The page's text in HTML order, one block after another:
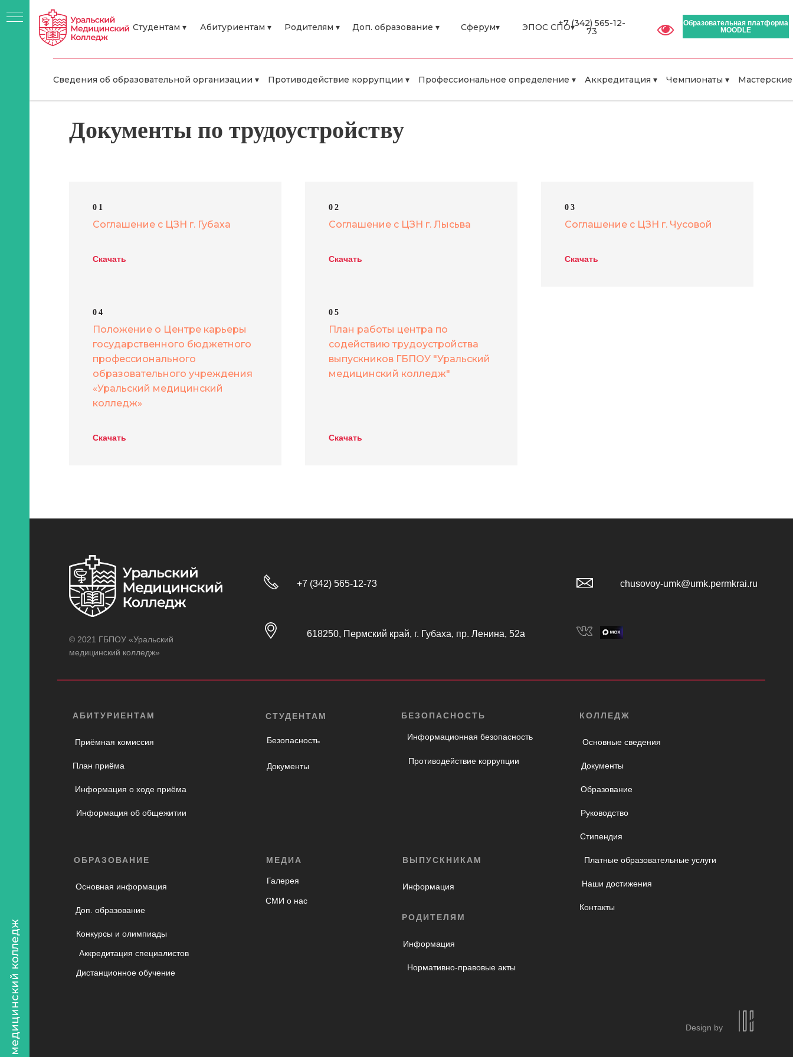
Студентам ▾ Абитуриентам ▾ Родителям ▾ Доп. образование ▾ +7 (342) 565-12-
73
Образовательная платформа
MOODLE
ЭПОС СПО▾
Сферум▾
Сведения об образовательной организации ▾ Противодействие коррупции ▾ Профессиональное определение ▾ Аккредитация ▾ Чемпионаты ▾ Мастерские
Error get alias
Документы по трудоустройству
01
Соглашение с ЦЗН г. Губаха
Скачать
02
Соглашение с ЦЗН г. Лысьва
Скачать
03
Соглашение с ЦЗН г. Чусовой
Скачать
04
Положение о Центре карьеры
государственного бюджетного
профессионального
образовательного учреждения
«Уральский медицинский
колледж»
Скачать
05
План работы центра по
содействию трудоустройства
выпускников ГБПОУ "Уральский
медицинский колледж"
Скачать
СТУДЕНТАМ
Безопасность
Документы
АБИТУРИЕНТАМ
Приёмная комиссия
План приёма
Информация о ходе приёма
Информация об общежитии
КОЛЛЕДЖ
Основные сведения
Документы
Образование
Руководство
Стипендия
Платные образовательные услуги
Наши достижения
Контакты
ВЫПУСКНИКАМ
РОДИТЕЛЯМ
БЕЗОПАСНОСТЬ
Информационная безопасность
Противодействие коррупции
ОБРАЗОВАНИЕ
Основная информация
Доп. образование
Конкурсы и олимпиады
Аккредитация специалистов
Дистанционное обучение
МЕДИА
Галерея
СМИ о нас
© 2021 ГБПОУ «Уральский
медицинский колледж»
+7 (342) 565-12-73 chusovoy-umk@umk.permkrai.ru
Design by
618250, Пермский край, г. Губаха, пр. Ленина, 52а
Информация
Нормативно-правовые акты
Информация